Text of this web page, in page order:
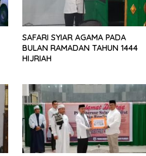
SAFARI SYIAR AGAMA PADA
BULAN RAMADAN TAHUN 1444
HIJRIAH